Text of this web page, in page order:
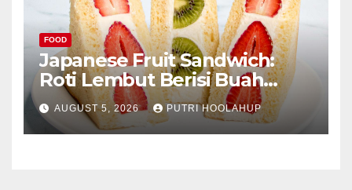
FOOD
Japanese Fruit Sandwich:
Roti Lembut Berisi Buah
Segar yang Memikat Selera
AUGUST 5, 2026 PUTRI HOOLAHUP